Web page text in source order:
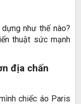
như thế nào?
thuật sức mạnh
địa chấn
chiếc áo Paris